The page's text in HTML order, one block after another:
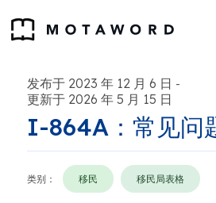
发布于 2023 年 12 月 6 日 -
更新于 2026 年 5 月 15 日
I-864A：常见问
类别： 移民 移民局表格